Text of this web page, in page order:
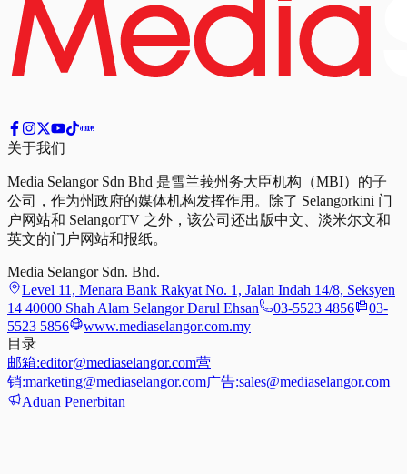
关于我们
Media Selangor Sdn Bhd 是雪兰莪州务大臣机构（MBI）的子
公司，作为州政府的媒体机构发挥作用。除了 Selangorkini 门
户网站和 SelangorTV 之外，该公司还出版中文、淡米尔文和
英文的门户网站和报纸。
Media Selangor Sdn. Bhd.
Level 11, Menara Bank Rakyat No. 1, Jalan Indah 14/8, Seksyen
14 40000 Shah Alam Selangor Darul Ehsan
03-5523 4856
03-
5523 5856
www.mediaselangor.com.my
目录
邮箱:editor@mediaselangor.com营
销:marketing@mediaselangor.com广告:sales@mediaselangor.com
Aduan Penerbitan